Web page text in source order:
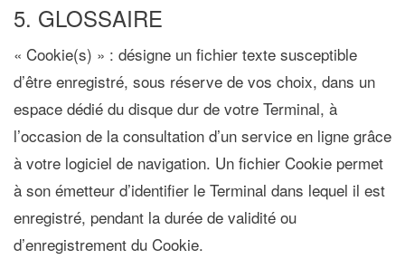
5. GLOSSAIRE
« Cookie(s) » : désigne un fichier texte susceptible
d’être enregistré, sous réserve de vos choix, dans un
espace dédié du disque dur de votre Terminal, à
l’occasion de la consultation d’un service en ligne grâce
à votre logiciel de navigation. Un fichier Cookie permet
à son émetteur d’identifier le Terminal dans lequel il est
enregistré, pendant la durée de validité ou
d’enregistrement du Cookie.